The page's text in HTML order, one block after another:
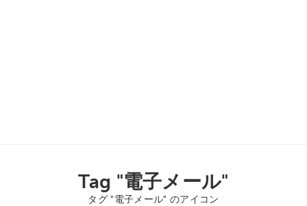
Tag "電子メール"
タグ "電子メール" のアイコン